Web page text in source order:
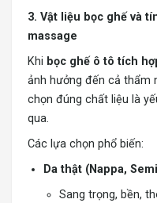
3. Vật liệu bọc ghế và
massage
Khi bọc ghế ô tô tích
ảnh hưởng đến cả thẩm
chọn đúng chất liệu là
qua.
Các lựa chọn phổ biến:
Da thật (Nappa,
Sang trọng, bền,